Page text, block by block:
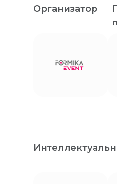
Организатор